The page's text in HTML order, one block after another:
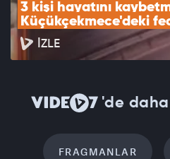
3 kişi hayatını
Küçükçekmece'deki
İZLE
'de daha
FRAGMANLAR